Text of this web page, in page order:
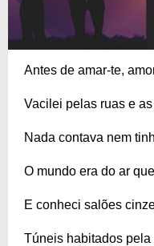
Antes de amar-te,
Vacilei pelas ruas e
Nada contava nem
O mundo era do ar
E conheci salões
Túneis habitados pela